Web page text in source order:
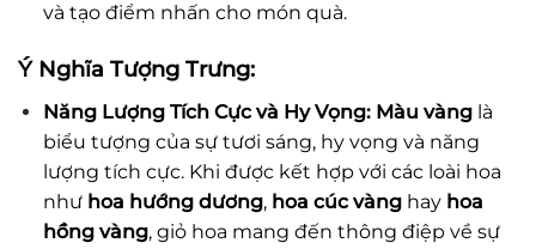
và tạo điểm nhấn cho món quà.
Ý Nghĩa Tượng Trưng:
Năng Lượng Tích Cực và Hy Vọng: Màu vànglà
biểu tượng của sự tươi sáng, hy vọng và năng
lượng tích cực. Khi được kết hợp với các loài hoa
như hoa hướng dương, hoa cúc vànghay hoa
hồng vàng, giỏ hoa mang đến thông điệp về sự